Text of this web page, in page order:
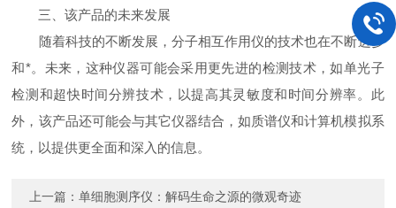
三、该产品的未来发展
随着科技的不断发展，分子相互作用仪的技术也在不断进步
和*。未来，这种仪器可能会采用更先进的检测技术，如单光子
检测和超快时间分辨技术，以提高其灵敏度和时间分辨率。此
外，该产品还可能会与其它仪器结合，如质谱仪和计算机模拟系
统，以提供更全面和深入的信息。
上一篇：单细胞测序仪：解码生命之源的微观奇迹